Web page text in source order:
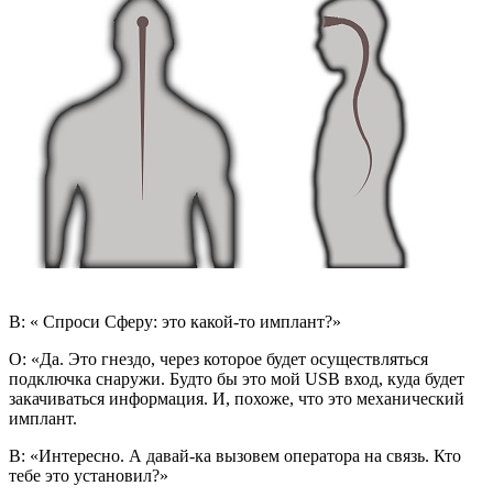
В: « Спроси Сферу: это какой-то имплант?»
О: «Да. Это гнездо, через которое будет осуществляться
подключка снаружи. Будто бы это мой USB вход, куда будет
закачиваться информация. И, похоже, что это механический
имплант.
В: «Интересно. А давай-ка вызовем оператора на связь. Кто
тебе это установил?»